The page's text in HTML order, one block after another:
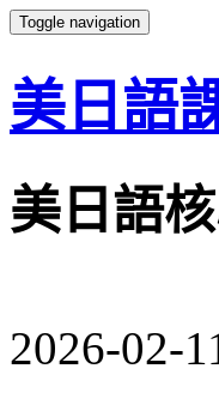
Toggle navigation
美日語
美日語
2026-02-